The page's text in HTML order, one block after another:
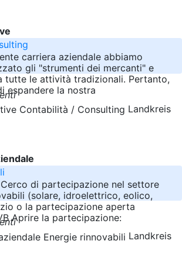
carriera aziendale abbiamo
gli "strumenti dei mercanti" e
tutte le attività tradizionali. Pertanto,
espandere la nostra
Landkreis
di partecipazione nel settore
(solare, idroelettrico, eolico,
o la partecipazione aperta
Aprire la partecipazione:
Landkreis